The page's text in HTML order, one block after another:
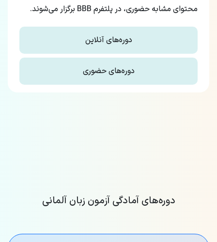
محتوای مشابه حضوری، در پلتفرم BBB برگزار می‌شوند.
دوره‌های آنلاین
دوره‌های حضوری
دوره‌های آمادگی آزمون زبان آلمانی